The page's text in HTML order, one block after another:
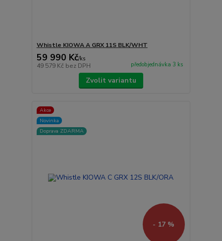
Whistle KIOWA A GRX 11S BLK/WHT
59 990 Kč/ks
49 579 Kč bez DPH předobjednávka 3 ks
Zvolit variantu
Akce
Novinka
Doprava ZDARMA
- 17 %